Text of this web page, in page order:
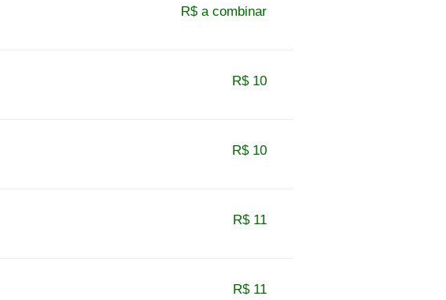
R$ a combinar
R$ 10
R$ 10
R$ 11
R$ 11